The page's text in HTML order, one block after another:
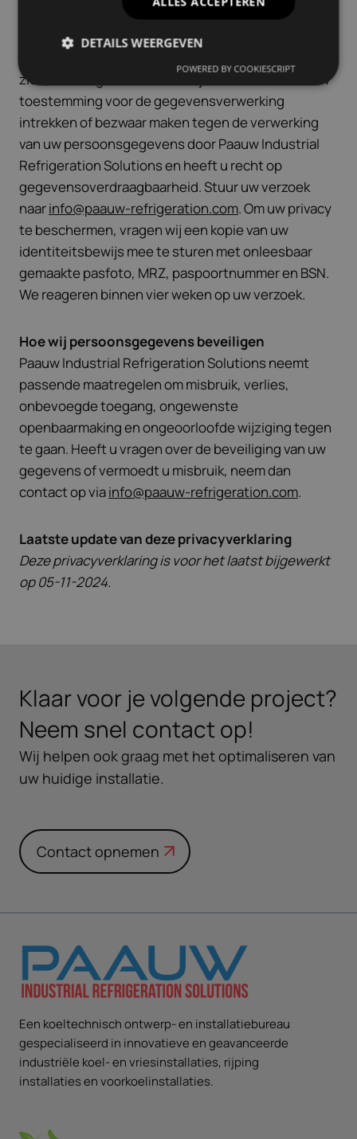
Gegevens inzien, aanpassen of verwijderen
zien, te corrigeren of te verwijderen. Ook kunt u uw
toestemming voor de gegevensverwerking
intrekken of bezwaar maken tegen de verwerking
van uw persoonsgegevens door Paauw Industrial
Refrigeration Solutions en heeft u recht op
gegevensoverdraagbaarheid. Stuur uw verzoek
naarinfo@paauw-refrigeration.com. Om uw privacy
te beschermen, vragen wij een kopie van uw
identiteitsbewijs mee te sturen met onleesbaar
gemaakte pasfoto, MRZ, paspoortnummer en BSN.
We reageren binnen vier weken op uw verzoek.
Hoe wij persoonsgegevens beveiligen
Paauw Industrial Refrigeration Solutions neemt
passende maatregelen om misbruik, verlies,
onbevoegde toegang, ongewenste
openbaarmaking en ongeoorloofde wijziging tegen
te gaan. Heeft u vragen over de beveiliging van uw
gegevens of vermoedt u misbruik, neem dan
contact op viainfo@paauw-refrigeration.com.
Laatste update van deze privacyverklaring
Deze privacyverklaring is voor het laatst bijgewerkt
op 05-11-2024.
Klaar voor je volgende project?
Neem snel contact op!
Wij helpen ook graag met het optimaliseren van
uw huidige installatie.
Contact opnemen
Een koeltechnisch ontwerp- en installatiebureau
gespecialiseerd in innovatieve en geavanceerde
industriële koel- en vriesinstallaties, rijping
installaties en voorkoelinstallaties.
DETAILS WEERGEVEN
POWERED BY COOKIESCRIPT